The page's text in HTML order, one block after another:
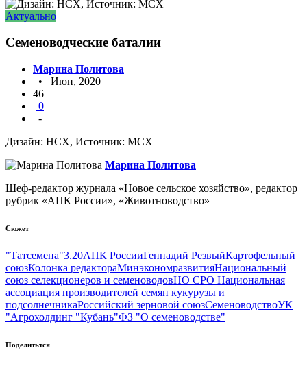
Актуально
Семеноводческие баталии
Марина Политова
• Июн, 2020
46
0
-
Дизайн: НСХ, Источник: МСХ
Марина Политова
Шеф-редактор журнала «Новое сельское хозяйство», редактор
рубрик «АПК России», «Животноводство»
Сюжет
"Татсемена"3.20АПК РоссииГеннадий РезвыйКартофельный
союзКолонка редактораМинэкономразвитияНациональный
союз селекционеров и семеноводовНО СРО Национальная
ассоциация производителей семян кукурузы и
подсолнечникаРоссийский зерновой союзСеменоводствоУК
"Агрохолдинг "Кубань"ФЗ "О семеноводстве"
Поделитьтся